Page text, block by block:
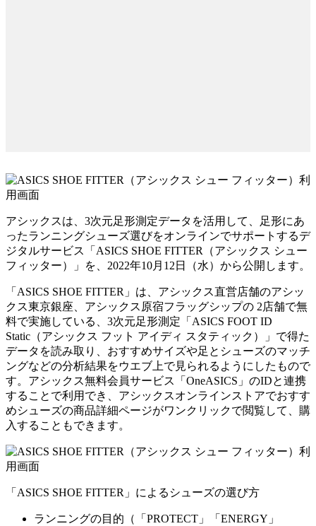
アシックスは、3次元足形測定データを活用して、足形にあ
ったランニングシューズ選びをオンラインでサポートするデ
ジタルサービス「ASICS SHOE FITTER（アシックス シュー
フィッター）」を、2022年10月12日（水）から公開します。
「ASICS SHOE FITTER」は、アシックス直営店舗のアシッ
クス東京銀座、アシックス原宿フラッグシップの 2店舗で無
料で実施している、3次元足形測定「ASICS FOOT ID
Static（アシックス フット アイディ スタティック）」で得た
データを読み取り、おすすめサイズや足とシューズのマッチ
ングなどの分析結果をウエブ上で見られるようにしたもので
す。アシックス無料会員サービス「OneASICS」のIDと連携
することで利用でき、アシックスオンラインストアでおすす
めシューズの商品詳細ページがワンクリックで閲覧して、購
入することもできます。
「ASICS SHOE FITTER」によるシューズの選び方
ランニングの目的（「PROTECT」「ENERGY」